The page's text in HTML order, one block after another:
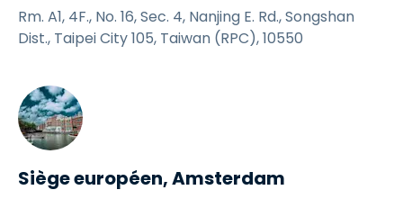
Rm. A1, 4F., No. 16, Sec. 4, Nanjing E. Rd., Songshan
Dist., Taipei City 105, Taiwan (RPC), 10550
Siège européen, Amsterdam